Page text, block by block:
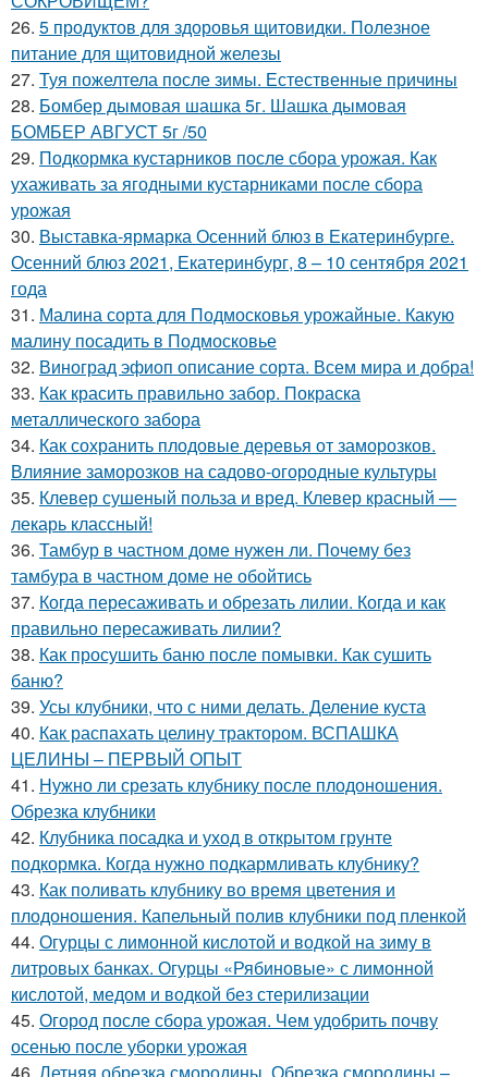
26. 5 продуктов для здоровья щитовидки. Полезное
питание для щитовидной железы
27. Туя пожелтела после зимы. Естественные причины
28. Бомбер дымовая шашка 5г. Шашка дымовая
БОМБЕР АВГУСТ 5г /50
29. Подкормка кустарников после сбора урожая. Как
ухаживать за ягодными кустарниками после сбора
урожая
30. Выставка-ярмарка Осенний блюз в Екатеринбурге.
Осенний блюз 2021, Екатеринбург, 8 – 10 сентября 2021
года
31. Малина сорта для Подмосковья урожайные. Какую
малину посадить в Подмосковье
32. Виноград эфиоп описание сорта. Всем мира и добра!
33. Как красить правильно забор. Покраска
металлического забора
34. Как сохранить плодовые деревья от заморозков.
Влияние заморозков на садово-огородные культуры
35. Клевер сушеный польза и вред. Клевер красный —
лекарь классный!
36. Тамбур в частном доме нужен ли. Почему без
тамбура в частном доме не обойтись
37. Когда пересаживать и обрезать лилии. Когда и как
правильно пересаживать лилии?
38. Как просушить баню после помывки. Как сушить
баню?
39. Усы клубники, что с ними делать. Деление куста
40. Как распахать целину трактором. ВСПАШКА
ЦЕЛИНЫ – ПЕРВЫЙ ОПЫТ
41. Нужно ли срезать клубнику после плодоношения.
Обрезка клубники
42. Клубника посадка и уход в открытом грунте
подкормка. Когда нужно подкармливать клубнику?
43. Как поливать клубнику во время цветения и
плодоношения. Капельный полив клубники под пленкой
44. Огурцы с лимонной кислотой и водкой на зиму в
литровых банках. Огурцы «Рябиновые» с лимонной
кислотой, медом и водкой без стерилизации
45. Огород после сбора урожая. Чем удобрить почву
осенью после уборки урожая